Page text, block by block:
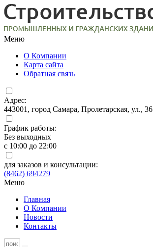
Меню
О Компании
Карта сайта
Обратная связь
Адрес:
443001, город Самара, Пролетарская, ул., 36
График работы:
Без выходных
с 10:00 до 22:00
для заказов и консультации:
(8462) 694279
Меню
Главная
О Компании
Новости
Контакты